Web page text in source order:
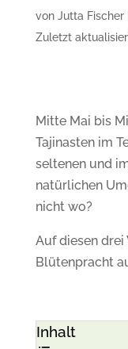
von Jutta Fischer|
Zuletzt
Mitte Mai bis
Tajinasten im
seltenen und
natürlichen
nicht wo?
Auf diesen
Blütenpracht
Inhalt